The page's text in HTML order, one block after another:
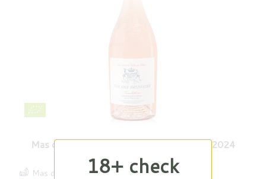
Mas des Bressades Cuvée Tradition Rosé 2024
Mas des Bressades18+ check